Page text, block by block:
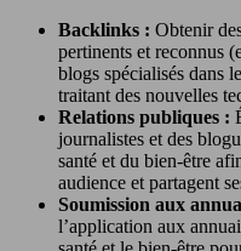
Backlinks : Obtenir
pertinents et reconnus
blogs spécialisés dans
traitant des nouvelles
Relations publiques :
journalistes et des
santé et du bien-être
audience et partagent
Soumission aux
l’application aux